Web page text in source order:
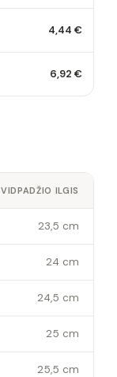
4,44 €
6,92 €
VIDPADŽIO ILGIS
23,5 cm
24 cm
24,5 cm
25 cm
25,5 cm